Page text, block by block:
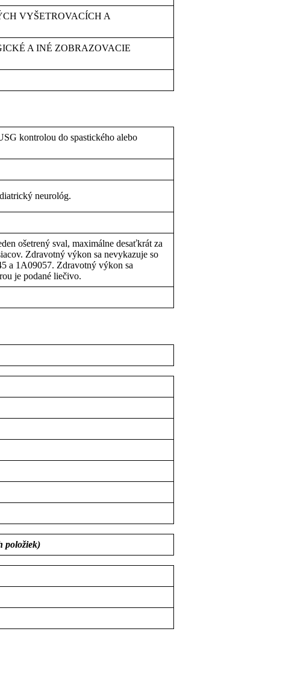
VYŠETROVACÍCH A
A INÉ ZOBRAZOVACIE
kontrolou do spastického alebo
neurológ.
ošetrený sval, maximálne desaťkrát za
Zdravotný výkon sa nevykazuje so
a 1A09057. Zdravotný výkon sa
je podané liečivo.
položiek)